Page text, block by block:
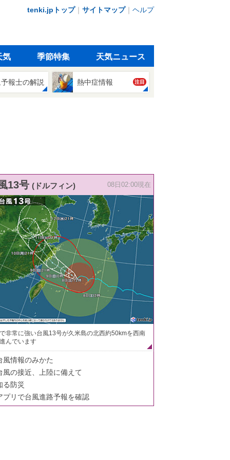
tenki.jpトップ｜ サイトマップ｜ ヘルプ
気 季節特集 天気ニュース
報士の解説 熱中症情報 注目
13号 (ドルフィン) 08日02:00現在
非常に強い台風13号が久米島の北西約50kmを西南
んでいます
風情報のみかた
風の接近、上陸に備えて
る防災
プリで台風進路予報を確認